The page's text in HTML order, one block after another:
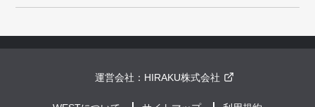
運営会社： HIRAKU株式会社